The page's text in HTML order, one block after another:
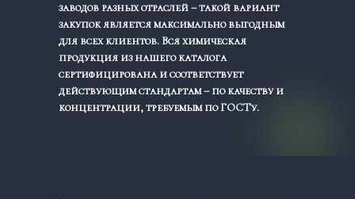
заводов разных отраслей – такой вариант
закупок является максимально выгодным
для всех клиентов. Вся химическая
продукция из нашего каталога
сертифицирована и соответствует
действующим стандартам – по качеству и
концентрации, требуемым по ГОСТу.